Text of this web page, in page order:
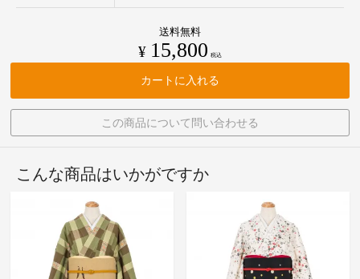
送料無料
¥ 15,800 税込
カートに入れる
この商品について問い合わせる
こんな商品はいかがですか